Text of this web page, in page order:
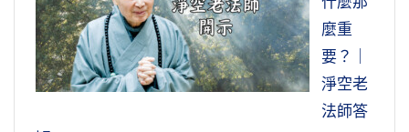
麼重
要？｜
淨空老
法師答